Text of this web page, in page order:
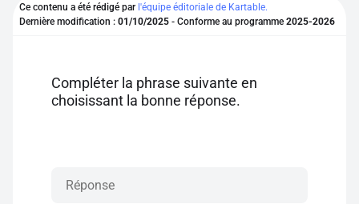
Se connecter
Pour profiter de 10 contenus offerts.
Ce contenu a été rédigé par l'équipe éditoriale de Kartable.
Dernière modification : 01/10/2025 - Conforme au programme 2025-2026
Compléter la phrase suivante en
choisissant la bonne réponse.